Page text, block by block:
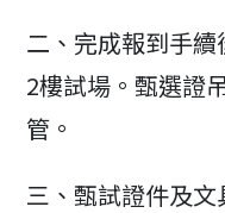
二、完成報到手
2樓試場。甄選證
管。
三、甄試證件及